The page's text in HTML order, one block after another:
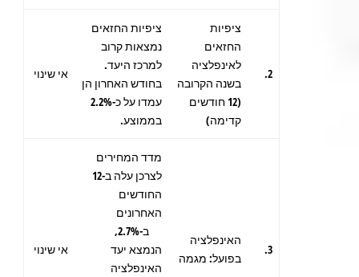
2.
ציפיות
החזאים
לאינפלציה
בשנה הקרובה
(12 חודשים
קדימה)
ציפיות החזאים
נמצאות קרוב
למרכז היעד.
בחודש האחרון הן
עמדו על כ-2.2%
בממוצע.
אי שינוי
3.
האינפלציה
בפועל: מגמה
מדד המחירים
לצרכן עלה ב-12
החודשים
האחרונים
ב-2.7%,
הנמצא יעד
האינפלציה
אי שינוי